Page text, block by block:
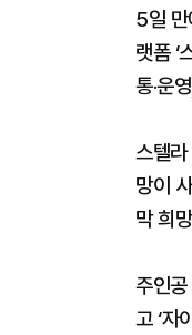
5일 만
랫폼 ‘
통‧운
스텔라
망이
막 희
주인공
고 ‘자